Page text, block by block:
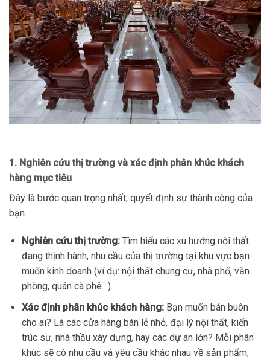
1. Nghiên cứu thị trường và xác định phân khúc khách
hàng mục tiêu
Đây là bước quan trọng nhất, quyết định sự thành công của
bạn.
Nghiên cứu thị trường:Tìm hiểu các xu hướng nội thất
đang thịnh hành, nhu cầu của thị trường tại khu vực bạn
muốn kinh doanh (ví dụ: nội thất chung cư, nhà phố, văn
phòng, quán cà phê…).
Xác định phân khúc khách hàng:Bạn muốn bán buôn
cho ai? Là các cửa hàng bán lẻ nhỏ, đại lý nội thất, kiến
trúc sư, nhà thầu xây dựng, hay các dự án lớn? Mỗi phân
khúc sẽ có nhu cầu và yêu cầu khác nhau về sản phẩm,